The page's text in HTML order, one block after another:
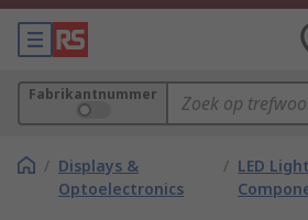
Fabrikantnummer
/ Displays &
Optoelectronics
/ LED